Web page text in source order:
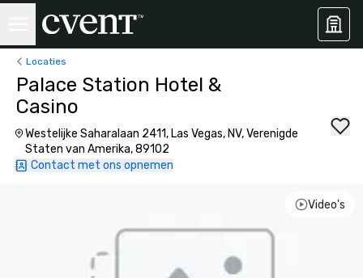
Locaties
Palace Station Hotel &
Casino
Westelijke Saharalaan 2411, Las Vegas, NV, Verenigde
Staten van Amerika, 89102
Contact met ons opnemen
Video's